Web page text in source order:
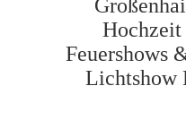
Hochzeit
Feuershows
Lichtshow